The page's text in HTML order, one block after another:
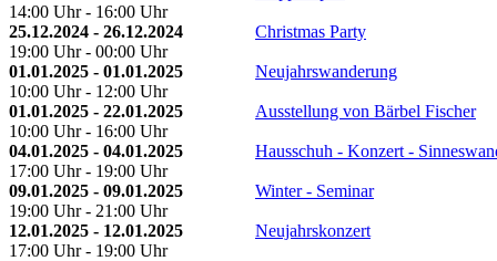
14:00 Uhr - 16:00 Uhr
25.12.2024 - 26.12.2024
19:00 Uhr - 00:00 Uhr
Christmas Party
01.01.2025 - 01.01.2025
10:00 Uhr - 12:00 Uhr
Neujahrswanderung
01.01.2025 - 22.01.2025
10:00 Uhr - 16:00 Uhr
Ausstellung von Bärbel Fischer
04.01.2025 - 04.01.2025
17:00 Uhr - 19:00 Uhr
Hausschuh - Konzert -
09.01.2025 - 09.01.2025
19:00 Uhr - 21:00 Uhr
Winter - Seminar
12.01.2025 - 12.01.2025
17:00 Uhr - 19:00 Uhr
Neujahrskonzert